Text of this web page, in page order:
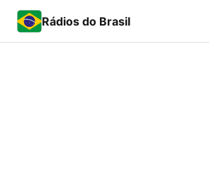
Rádios do Brasil